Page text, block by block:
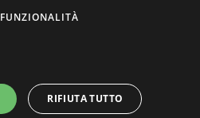
FUNZIONALITÀ
RIFIUTA TUTTO